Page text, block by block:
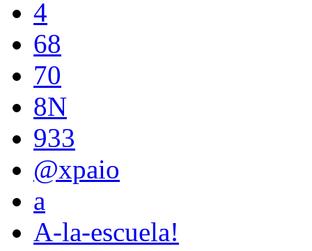
4
68
70
8N
933
@xpaio
a
A-la-escuela!